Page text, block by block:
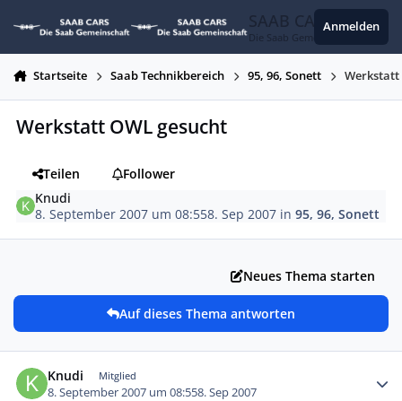
SAAB CARS
Die Saab Gemeinschaft
Anmelden
Startseite Saab Technikbereich 95, 96, Sonett Werkstatt
Werkstatt OWL gesucht
Teilen
Follower
Knudi
8. September 2007 um 08:558. Sep 2007 in95, 96, Sonett
Neues Thema starten
Auf dieses Thema antworten
Knudi Mitglied
8. September 2007 um 08:558. Sep 2007